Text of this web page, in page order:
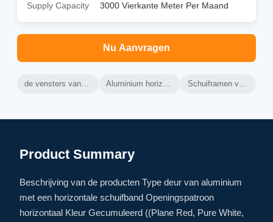
Supply Capacity
3000 Vierkante Meter Per Maand
Nu Aanvragen
de vensters van het aluminiumglas Aluminium horizontale schuiframen Schuiframen van aluminiumglas
Product Summary
Beschrijving van de producten Type deur van aluminium
met een horizontale schuifband Openingspatroon
horizontaal Kleur Gecumuleerd ((Plane Red, Pure White,